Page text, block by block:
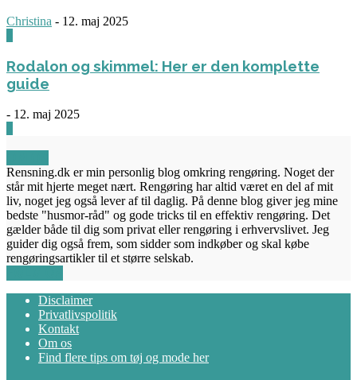
Christina - 12. maj 2025
Rodalon og skimmel: Her er den komplette
guide
- 12. maj 2025
Rensning.dk er min personlig blog omkring rengøring. Noget der
står mit hjerte meget nært. Rengøring har altid været en del af mit
liv, noget jeg også lever af til daglig. På denne blog giver jeg mine
bedste "husmor-råd" og gode tricks til en effektiv rengøring. Det
gælder både til dig som privat eller rengøring i erhvervslivet. Jeg
guider dig også frem, som sidder som indkøber og skal købe
rengøringsartikler til et større selskab.
Disclaimer
Privatlivspolitik
Kontakt
Om os
Find flere tips om tøj og mode her